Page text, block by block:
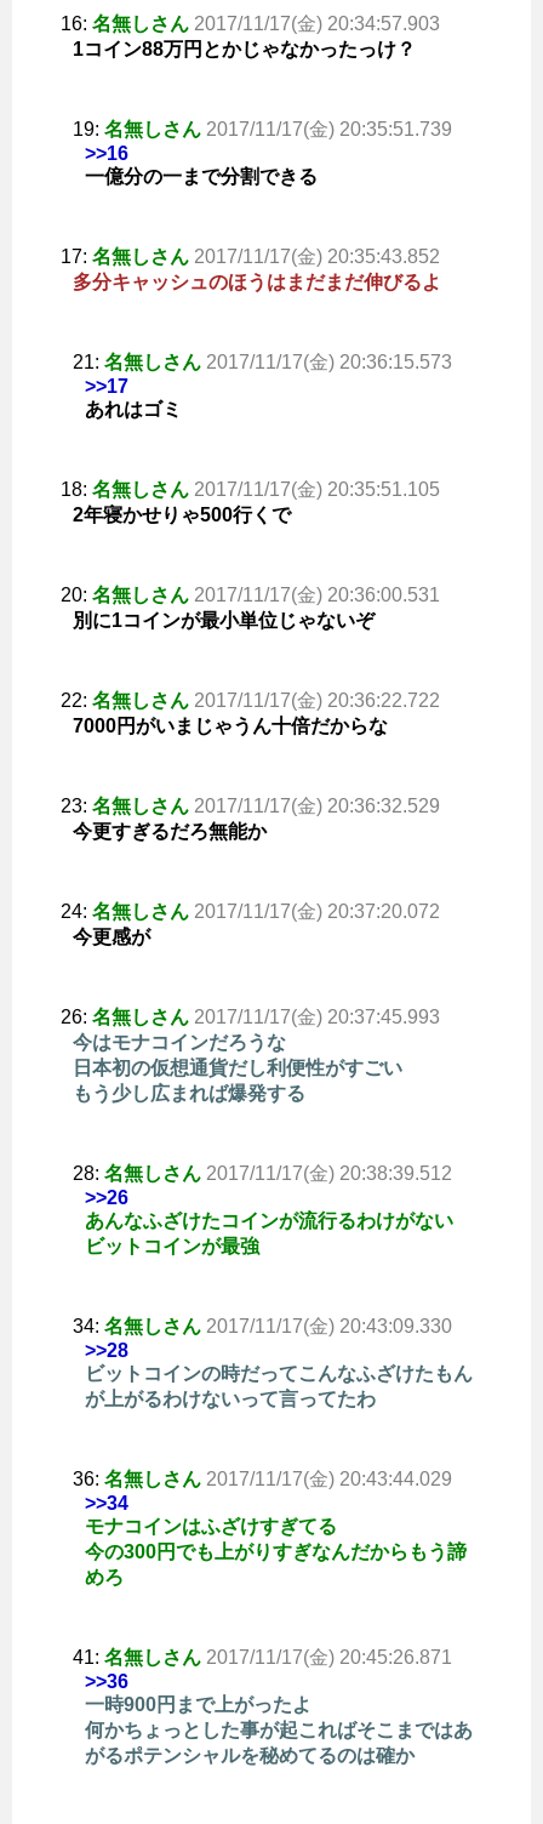
16: 名無しさん 2017/11/17(金) 20:34:57.903
1コイン88万円とかじゃなかったっけ？
19: 名無しさん 2017/11/17(金) 20:35:51.739
>>16
一億分の一まで分割できる
17: 名無しさん 2017/11/17(金) 20:35:43.852
多分キャッシュのほうはまだまだ伸びるよ
21: 名無しさん 2017/11/17(金) 20:36:15.573
>>17
あれはゴミ
18: 名無しさん 2017/11/17(金) 20:35:51.105
2年寝かせりゃ500行くで
20: 名無しさん 2017/11/17(金) 20:36:00.531
別に1コインが最小単位じゃないぞ
22: 名無しさん 2017/11/17(金) 20:36:22.722
7000円がいまじゃうん十倍だからな
23: 名無しさん 2017/11/17(金) 20:36:32.529
今更すぎるだろ無能か
24: 名無しさん 2017/11/17(金) 20:37:20.072
今更感が
26: 名無しさん 2017/11/17(金) 20:37:45.993
今はモナコインだろうな
日本初の仮想通貨だし利便性がすごい
もう少し広まれば爆発する
28: 名無しさん 2017/11/17(金) 20:38:39.512
>>26
あんなふざけたコインが流行るわけがない
ビットコインが最強
34: 名無しさん 2017/11/17(金) 20:43:09.330
>>28
ビットコインの時だってこんなふざけたもん
が上がるわけないって言ってたわ
36: 名無しさん 2017/11/17(金) 20:43:44.029
>>34
モナコインはふざけすぎてる
今の300円でも上がりすぎなんだからもう諦
めろ
41: 名無しさん 2017/11/17(金) 20:45:26.871
>>36
一時900円まで上がったよ
何かちょっとした事が起こればそこまではあ
がるポテンシャルを秘めてるのは確か